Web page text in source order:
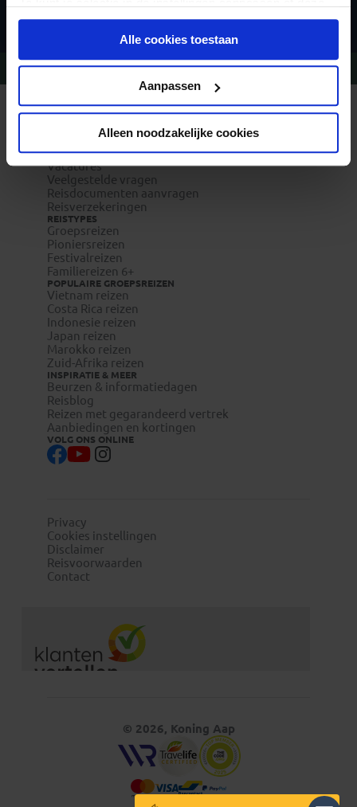
onder aan de pagina op elk gewenst moment voor de
toekomst wijzigen.Alle cookies toestaan
Aanpassen
Alleen noodzakelijke cookies
Vragen?Bel 09-234 13 11
REIZEN MET KONING AAP
Waarom Koning Aap?
Bestemmingen
Duurzaam toerisme
Vacatures
Veelgestelde vragen
Reisdocumenten aanvragen
Reisverzekeringen
REISTYPES
Groepsreizen
Pioniersreizen
Festivalreizen
Familiereizen 6+
POPULAIRE GROEPSREIZEN
Vietnam reizen
Costa Rica reizen
Indonesie reizen
Japan reizen
Marokko reizen
Zuid-Afrika reizen
INSPIRATIE & MEER
Beurzen & informatiedagen
Reisblog
Reizen met gegarandeerd vertrek
Aanbiedingen en kortingen
VOLG ONS ONLINE
Privacy
Cookies instellingen
Disclaimer
Reisvoorwaarden
Contact
© 2026, Koning Aap